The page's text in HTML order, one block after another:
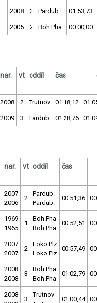
2008 3 Pardub. 01:53,73
2005 2 Boh.Pha 00:00,00
nar. vt oddíl čas
2008 2 Trutnov 01:18,12
2009 3 Pardub. 01:28,76
nar. vt oddíl čas
2007
2006
2
Pardub.
Pardub.
00:51,36
1969
1965
1
Boh.Pha
Boh.Pha
00:52,51
2007
2007
2
Loko Plz
Loko Plz
00:57,49
2008
2008
3
Boh.Pha
Boh.Pha
01:02,79
2008
3
Trutnov
01:00,44